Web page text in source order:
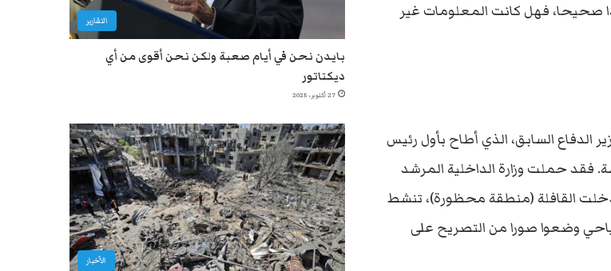
صحيحا، فهل كانت المعلومات غير
الدفاع السابق، الذي أطاح بأول رئيس
تثير الدهشة. فقد حملت وزارة الداخلية المرشد
القافلة (منطقة محظورة)، تنشط
وضعوا صورا من التصريح على
التقارير
بايدن نحن في أيام صعبة ولكن نحن أقوى من أي
ديكتاتور
27 أكتوبر، 2025
الأخبار